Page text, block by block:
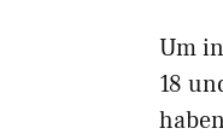
Um
18